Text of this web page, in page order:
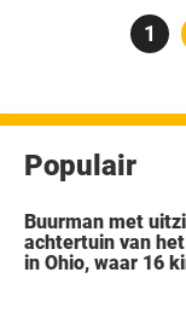
1
Populair
Buurman met
achtertuin van het
in Ohio, waar 16